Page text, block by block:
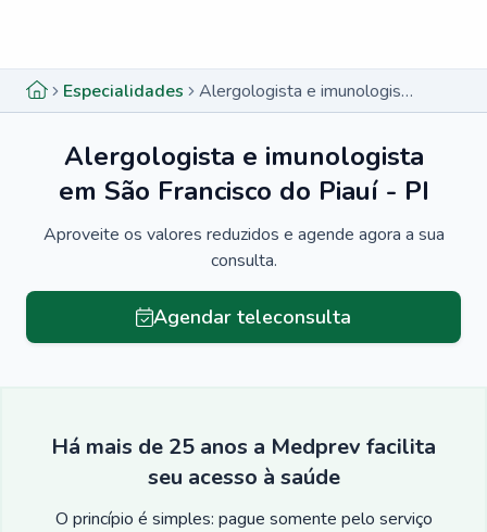
Especialidades Alergologista e imunologista em São Francisco do Piauí - PI
Alergologista e imunologista
em São Francisco do Piauí - PI
Aproveite os valores reduzidos e agende agora a sua
consulta.
Agendar teleconsulta
Há mais de 25 anos a Medprev facilita
seu acesso à saúde
O princípio é simples: pague somente pelo serviço